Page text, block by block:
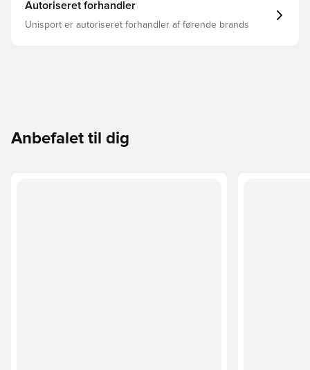
Autoriseret forhandler
Unisport er autoriseret forhandler af førende brands
Anbefalet til dig